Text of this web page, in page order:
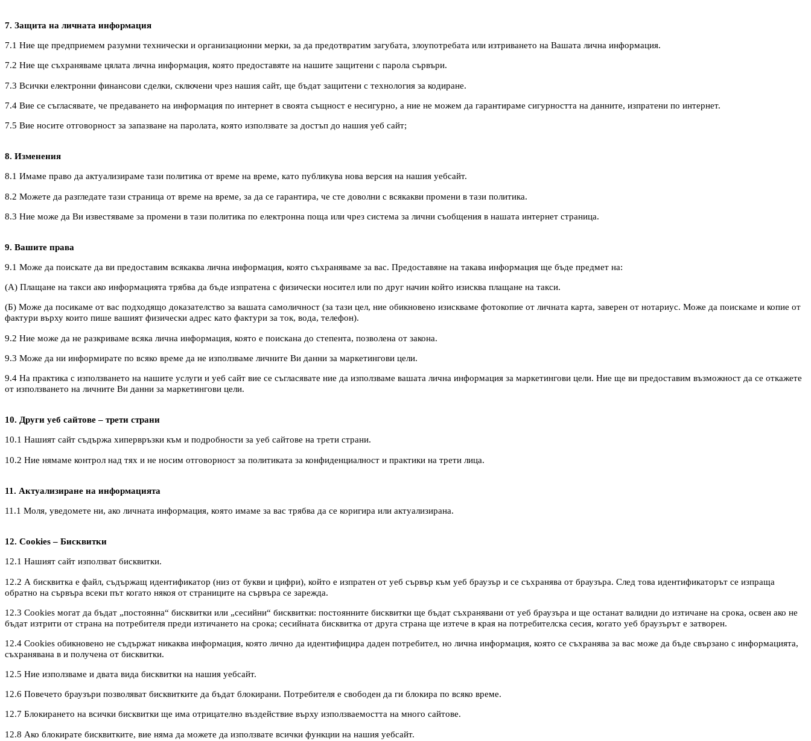
7. Защита на личната информация
7.1 Ние ще предприемем разумни технически и организационни мерки, за да предотвратим загубата, злоупотребата или изтриването на Вашата лична информация.
7.2 Ние ще съхраняваме цялата лична информация, която предоставяте на нашите защитени с парола сървъри.
7.3 Всички електронни финансови сделки, сключени чрез нашия сайт, ще бъдат защитени с технология за кодиране.
7.4 Вие се съгласявате, че предаването на информация по интернет в своята същност е несигурно, а ние не можем да гарантираме сигурността на данните, изпратени по интернет.
7.5 Вие носите отговорност за запазване на паролата, която използвате за достъп до нашия уеб сайт;
8. Изменения
8.1 Имаме право да актуализираме тази политика от време на време, като публикува нова версия на нашия уебсайт.
8.2 Можете да разгледате тази страница от време на време, за да се гарантира, че сте доволни с всякакви промени в тази политика.
8.3 Ние може да Ви известяваме за промени в тази политика по електронна поща или чрез система за лични съобщения в нашата интернет страница.
9. Вашите права
9.1 Може да поискате да ви предоставим всякаква лична информация, която съхраняваме за вас. Предоставяне на такава информация ще бъде предмет на:
(А) Плащане на такси ако информацията трябва да бъде изпратена с физически носител или по друг начин който изисква плащане на такси.
(Б) Може да посикаме от вас подходящо доказателство за вашата самоличност (за тази цел, ние обикновено изискваме фотокопие от личната карта, заверен от нотариус. Може да поискаме и копие от
фактури върху които пише вашият физически адрес като фактури за ток, вода, телефон).
9.2 Ние може да не разкриваме всяка лична информация, която е поискана до степента, позволена от закона.
9.3 Може да ни информирате по всяко време да не използваме личните Ви данни за маркетингови цели.
9.4 На практика с използването на нашите услуги и уеб сайт вие се съгласявате ние да използваме вашата лична информация за маркетингови цели. Ние ще ви предоставим възможност да се откажете
от използването на личните Ви данни за маркетингови цели.
10. Други уеб сайтове – трети страни
10.1 Нашият сайт съдържа хипервръзки към и подробности за уеб сайтове на трети страни.
10.2 Ние нямаме контрол над тях и не носим отговорност за политиката за конфиденциалност и практики на трети лица.
11. Актуализиране на информацията
11.1 Моля, уведомете ни, ако личната информация, която имаме за вас трябва да се коригира или актуализирана.
12. Cookies – Бисквитки
12.1 Нашият сайт използват бисквитки.
12.2 А бисквитка е файл, съдържащ идентификатор (низ от букви и цифри), който е изпратен от уеб сървър към уеб браузър и се съхранява от браузъра. След това идентификаторът се изпраща
обратно на сървъра всеки път когато някоя от страниците на сървъра се зарежда.
12.3 Cookies могат да бъдат „постоянна“ бисквитки или „сесийни“ бисквитки: постоянните бисквитки ще бъдат съхранявани от уеб браузъра и ще останат валидни до изтичане на срока, освен ако не
бъдат изтрити от страна на потребителя преди изтичането на срока; сесийната бисквитка от друга страна ще изтече в края на потребителска сесия, когато уеб браузърът е затворен.
12.4 Cookies обикновено не съдържат никаква информация, която лично да идентифицира даден потребител, но лична информация, която се съхранява за вас може да бъде свързано с информацията,
съхранявана в и получена от бисквитки.
12.5 Ние използваме и двата вида бисквитки на нашия уебсайт.
12.6 Повечето браузъри позволяват бисквитките да бъдат блокирани. Потребителя е свободен да ги блокира по всяко време.
12.7 Блокирането на всички бисквитки ще има отрицателно въздействие върху използваемостта на много сайтове.
12.8 Ако блокирате бисквитките, вие няма да можете да използвате всички функции на нашия уебсайт.